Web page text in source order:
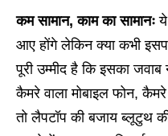
कम सामान, काम का सामानः
आए होंगे लेकिन क्या कभी
पूरी उम्मीद है कि इसका
कैमरे वाला मोबाइल फोन,
तो लैपटॉप की बजाय ब्लूटुथ